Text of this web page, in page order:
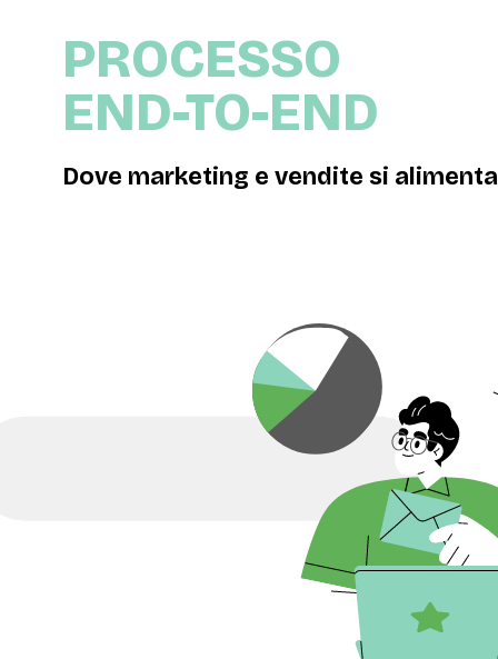
PROCESSO
END-TO-END
Dove marketing e vendite si